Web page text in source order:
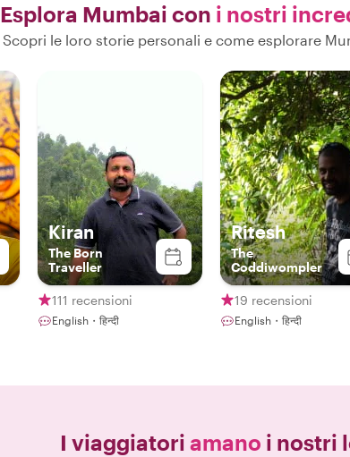
Esplora Mumbai con i nostri
Scopri le loro storie personali e come esplorare
Kiran
The Born
Traveller
111 recensioni
English・हिन्दी
Ritesh
The
Coddiwompler
19 recensioni
English・हिन्दी
I viaggiatori amano i nostri